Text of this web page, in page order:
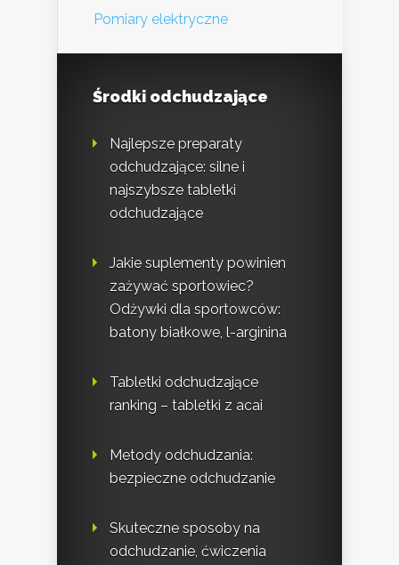
Pomiary elektryczne
Środki odchudzające
Najlepsze preparaty
odchudzające: silne i
najszybsze tabletki
odchudzające
Jakie suplementy powinien
zażywać sportowiec?
Odżywki dla sportowców:
batony białkowe, l-arginina
Tabletki odchudzające
ranking – tabletki z acai
Metody odchudzania:
bezpieczne odchudzanie
Skuteczne sposoby na
odchudzanie, ćwiczenia